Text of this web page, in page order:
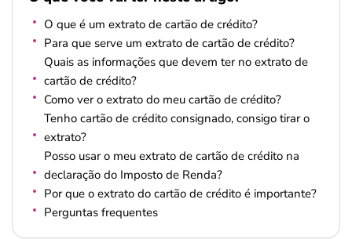
O que é um extrato de cartão de crédito?
Para que serve um extrato de cartão de crédito?
Quais as informações que devem ter no extrato de
cartão de crédito?
Como ver o extrato do meu cartão de crédito?
Tenho cartão de crédito consignado, consigo tirar o
extrato?
Posso usar o meu extrato de cartão de crédito na
declaração do Imposto de Renda?
Por que o extrato do cartão de crédito é importante?
Perguntas frequentes